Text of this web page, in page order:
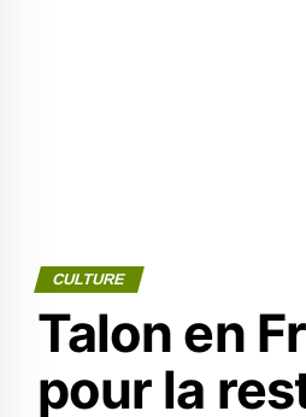
CULTURE
Talon en
pour la